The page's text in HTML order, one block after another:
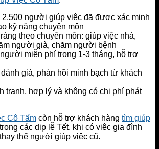
người giúp việc đã được xác minh
kỹ năng chuyên môn
theo chuyên môn: giúp việc nhà,
người già, chăm người bệnh
miễn phí trong 1-3 tháng, hỗ trợ
giá, phản hồi minh bạch từ khách
tranh, hợp lý và không có chi phí phát
Cô Tấm còn hỗ trợ khách hàng tìm giúp
các dịp lễ Tết, khi có việc gia đình
thế người giúp việc cũ.